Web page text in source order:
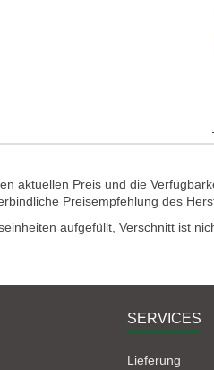
aktuellen Preis und die
Preisempfehlung des
aufgefüllt, Verschnitt ist
SERVICES
Lieferung